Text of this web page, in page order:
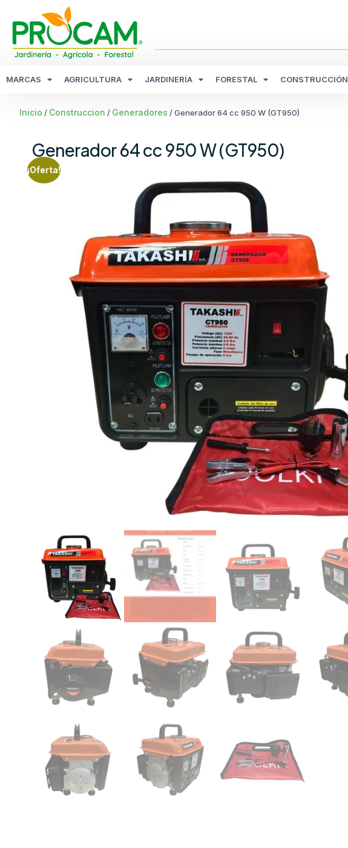
MARCAS AGRICULTURA JARDINERÍA FORESTAL CONSTRUCCIÓN
Inicio / Construccion / Generadores / Generador 64 cc 950 W (GT950)
Generador 64 cc 950 W (GT950)
¡Oferta!